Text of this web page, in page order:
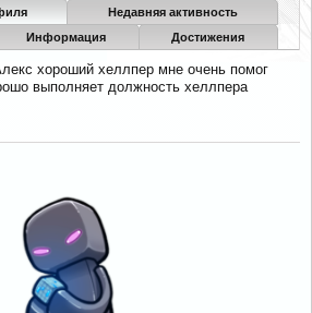
Недавняя активность
Информация Достижения
хороший хеллпер мне очень помог
выполняет должность хеллпера